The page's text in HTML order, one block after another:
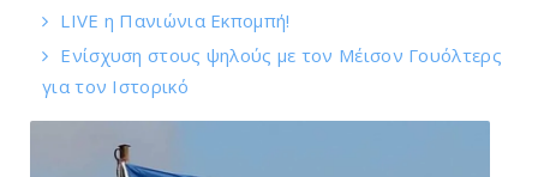
LIVE η Πανιώνια Εκπομπή!
Eνίσχυση στους ψηλούς με τον Μέισον Γουόλτερς
για τον Ιστορικό